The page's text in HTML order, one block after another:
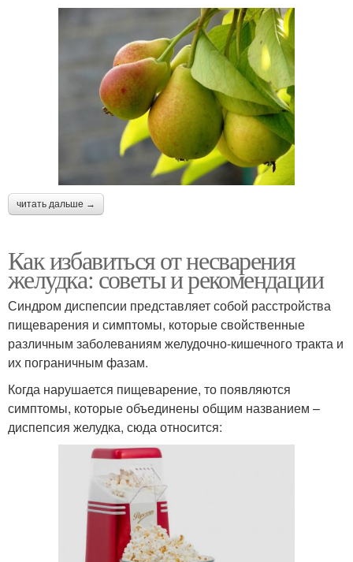
читать дальше →
Как избавиться от несварения
желудка: советы и рекомендации
Синдром диспепсии представляет собой расстройства
пищеварения и симптомы, которые свойственные
различным заболеваниям желудочно-кишечного тракта и
их пограничным фазам.
Когда нарушается пищеварение, то появляются
симптомы, которые объединены общим названием –
диспепсия желудка, сюда относится: